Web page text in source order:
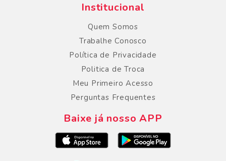
Institucional
Quem Somos
Trabalhe Conosco
Política de Privacidade
Politica de Troca
Meu Primeiro Acesso
Perguntas Frequentes
Baixe já nosso APP